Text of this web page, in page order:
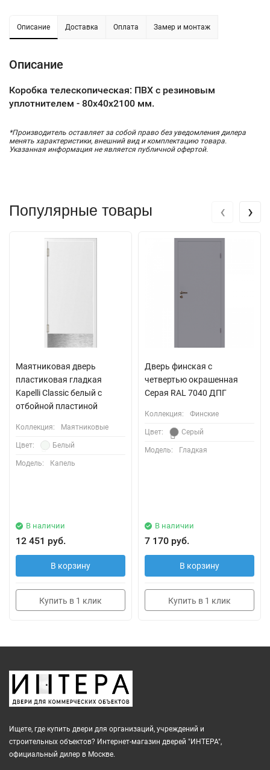
Описание Доставка Оплата Замер и монтаж
Описание
Коробка телескопическая: ПВХ с резиновым
уплотнителем - 80х40х2100 мм.
*Производитель оставляет за собой право без уведомления дилера
менять характеристики, внешний вид и комплектацию товара.
Указанная информация не является публичной офертой.
Популярные товары
Маятниковая дверь
пластиковая гладкая
Kapelli Classic белый с
отбойной пластиной
Коллекция: Маятниковые
Цвет: Белый
Модель: Капель
В наличии
12 451 руб.
В корзину
Купить в 1 клик
Дверь финская с
четвертью окрашенная
Серая RAL 7040 ДПГ
Коллекция: Финские
Цвет: Серый
Модель: Гладкая
В наличии
7 170 руб.
В корзину
Купить в 1 клик
‹ ›
Ищете, где купить двери для организаций, учреждений и
строительных объектов? Интернет-магазин дверей "ИНТЕРА",
официальный дилер в Москве.